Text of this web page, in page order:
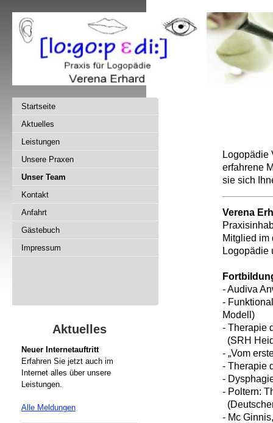
Logopädie
erfahrene
sie sich
Verena
Mitglied im
Logopädie
- Audiva
-
Modell)
- Therapie
(SRH
- „Vom
- Therapie
-
- Poltern:
- Mc
Startseite
Aktuelles
Leistungen
Unsere Praxen
Unser Team
Kontakt
Anfahrt
Gästebuch
Impressum
Aktuelles
Neuer Internetauftritt
Erfahren Sie jetzt auch im
Internet alles über unsere
Leistungen.
Alle Meldungen